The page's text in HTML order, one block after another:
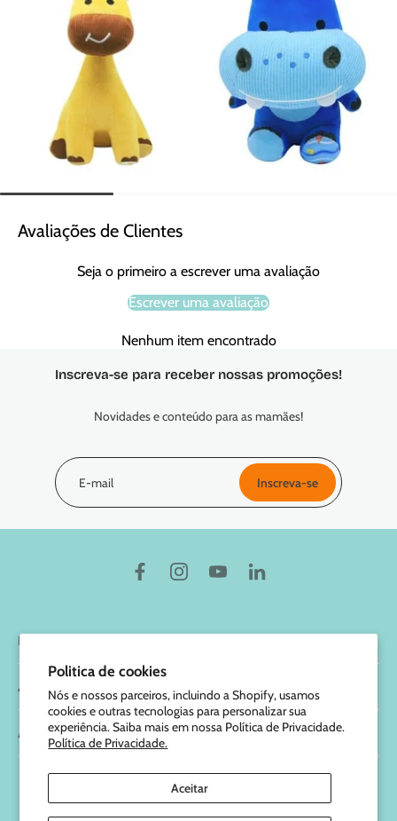
Politica de cookies
Nós e nossos parceiros, incluindo a Shopify, usamos
cookies e outras tecnologias para personalizar sua
experiência. Saiba mais em nossa Política de Privacidade.
Política de Privacidade.
Aceitar
Avaliações de Clientes
Seja o primeiro a escrever uma avaliação
Escrever uma avaliação
Nenhum item encontrado
Inscreva-se para receber nossas promoções!
Novidades e conteúdo para as mamães!
E-mail Inscreva-se
Marcus & Marcus
Ajuda
Atendimento